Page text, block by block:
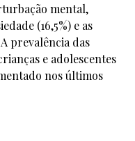
mental,
(16,5%) e as
prevalência das
e adolescentes
nos últimos